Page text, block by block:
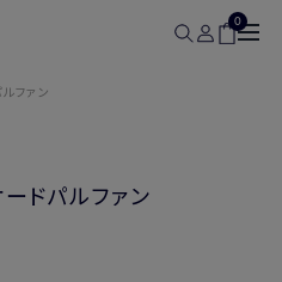
0
ファン
ドパルファン